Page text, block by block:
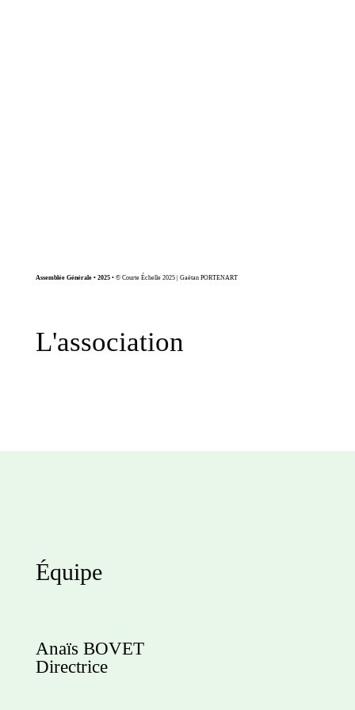
Assemblée Générale • 2025• © Courte Échelle 2025 | Gaëtan PORTENART
L'association
Équipe
Anaïs BOVET
Directrice